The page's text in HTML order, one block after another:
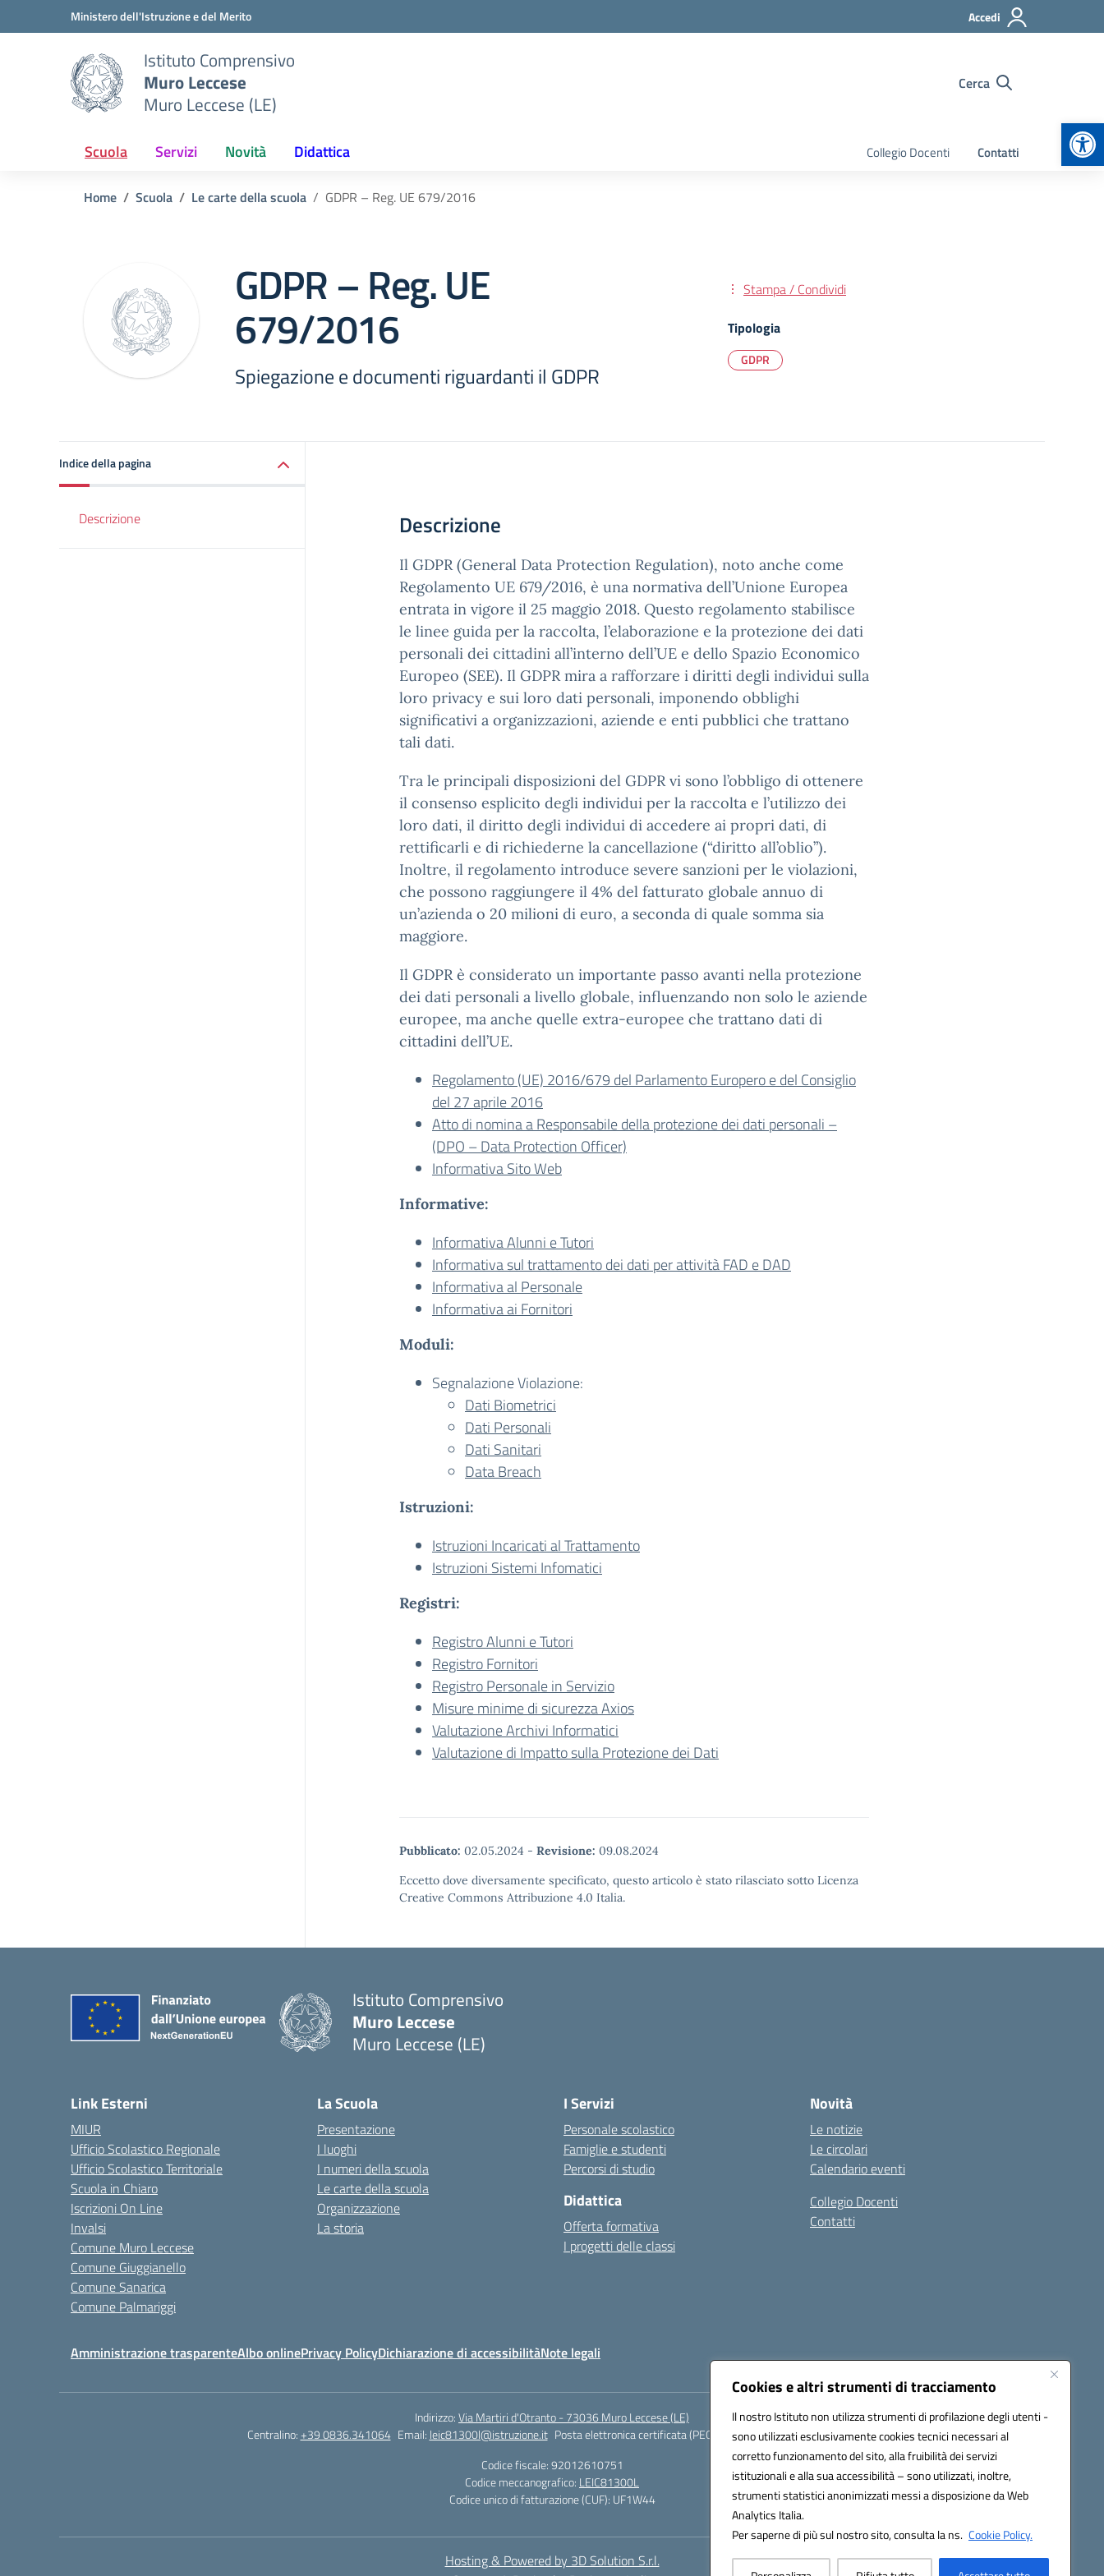
Cookies e altri strumenti di tracciamento
Il nostro Istituto non utilizza strumenti di profilazione degli utenti -
sono utilizzati esclusivamente cookies tecnici necessari al
corretto funzionamento del sito, alla fruibilità dei servizi
istituzionali e alla sua accessibilità – sono utilizzati, inoltre,
strumenti statistici anonimizzati messi a disposizione da Web
Analytics Italia.
Per saperne di più sul nostro sito, consulta la ns. Cookie Policy.
Vai ai contenuti
Vai al menu di navigazioneMinistero dell'Istruzione e del Merito Accedi
Istituto Comprensivo
Muro Leccese
Muro Leccese (LE)
Cerca
Scuola Servizi Novità Didattica Collegio Docenti Contatti
Home Scuola Le carte della scuola GDPR – Reg. UE 679/2016
GDPR – Reg. UE
679/2016
Spiegazione e documenti riguardanti il GDPR
Stampa / Condividi
Tipologia
GDPR
Indice della pagina
Descrizione Descrizione
Il GDPR (General Data Protection Regulation), noto anche come
Regolamento UE 679/2016, è una normativa dell’Unione Europea
entrata in vigore il 25 maggio 2018. Questo regolamento stabilisce
le linee guida per la raccolta, l’elaborazione e la protezione dei dati
personali dei cittadini all’interno dell’UE e dello Spazio Economico
Europeo (SEE). Il GDPR mira a rafforzare i diritti degli individui sulla
loro privacy e sui loro dati personali, imponendo obblighi
significativi a organizzazioni, aziende e enti pubblici che trattano
tali dati.
Tra le principali disposizioni del GDPR vi sono l’obbligo di ottenere
il consenso esplicito degli individui per la raccolta e l’utilizzo dei
loro dati, il diritto degli individui di accedere ai propri dati, di
rettificarli e di richiederne la cancellazione (“diritto all’oblio”).
Inoltre, il regolamento introduce severe sanzioni per le violazioni,
che possono raggiungere il 4% del fatturato globale annuo di
un’azienda o 20 milioni di euro, a seconda di quale somma sia
maggiore.
Il GDPR è considerato un importante passo avanti nella protezione
dei dati personali a livello globale, influenzando non solo le aziende
europee, ma anche quelle extra-europee che trattano dati di
cittadini dell’UE.
Regolamento (UE) 2016/679 del Parlamento Europero e del Consiglio
del 27 aprile 2016
Atto di nomina a Responsabile della protezione dei dati personali –
(DPO – Data Protection Officer)
Informativa Sito Web
Informative:
Informativa Alunni e Tutori
Informativa sul trattamento dei dati per attività FAD e DAD
Informativa al Personale
Informativa ai Fornitori
Moduli:
Segnalazione Violazione:
Dati Biometrici
Dati Personali
Dati Sanitari
Data Breach
Istruzioni:
Istruzioni Incaricati al Trattamento
Istruzioni Sistemi Infomatici
Registri:
Registro Alunni e Tutori
Registro Fornitori
Registro Personale in Servizio
Misure minime di sicurezza Axios
Valutazione Archivi Informatici
Valutazione di Impatto sulla Protezione dei Dati
Pubblicato: 02.05.2024 - Revisione: 09.08.2024
Eccetto dove diversamente specificato, questo articolo è stato rilasciato sotto Licenza
Creative Commons Attribuzione 4.0 Italia.
Istituto Comprensivo
Muro Leccese
Muro Leccese (LE)
Link Esterni
MIUR
Ufficio Scolastico Regionale
Ufficio Scolastico Territoriale
Scuola in Chiaro
Iscrizioni On Line
Invalsi
Comune Muro Leccese
Comune Giuggianello
Comune Sanarica
Comune Palmariggi
La Scuola
Presentazione
I luoghi
I numeri della scuola
Le carte della scuola
Organizzazione
La storia
I Servizi
Personale scolastico
Famiglie e studenti
Percorsi di studio
Didattica
Offerta formativa
I progetti delle classi
Novità
Le notizie
Le circolari
Calendario eventi
Collegio Docenti
Contatti
Amministrazione trasparenteAlbo onlinePrivacy PolicyDichiarazione di accessibilitàNote legali
Indirizzo:Via Martiri d'Otranto - 73036 Muro Leccese (LE)
Centralino:+39 0836.341064 Email: leic81300l@istruzione.it Posta elettronica certificata (PEC):
leic81300l@pec.istruzione.it
Codice fiscale: 92012610751
Codice meccanografico: LEIC81300L
Codice unico di fatturazione (CUF): UF1W44
Hosting & Powered by 3D Solution S.r.l.